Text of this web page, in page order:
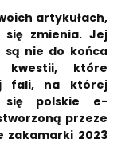
artykułach,
zmienia. Jej
są nie do końca
które
fali, na której
się polskie e-
przeze
zakamarki 2023